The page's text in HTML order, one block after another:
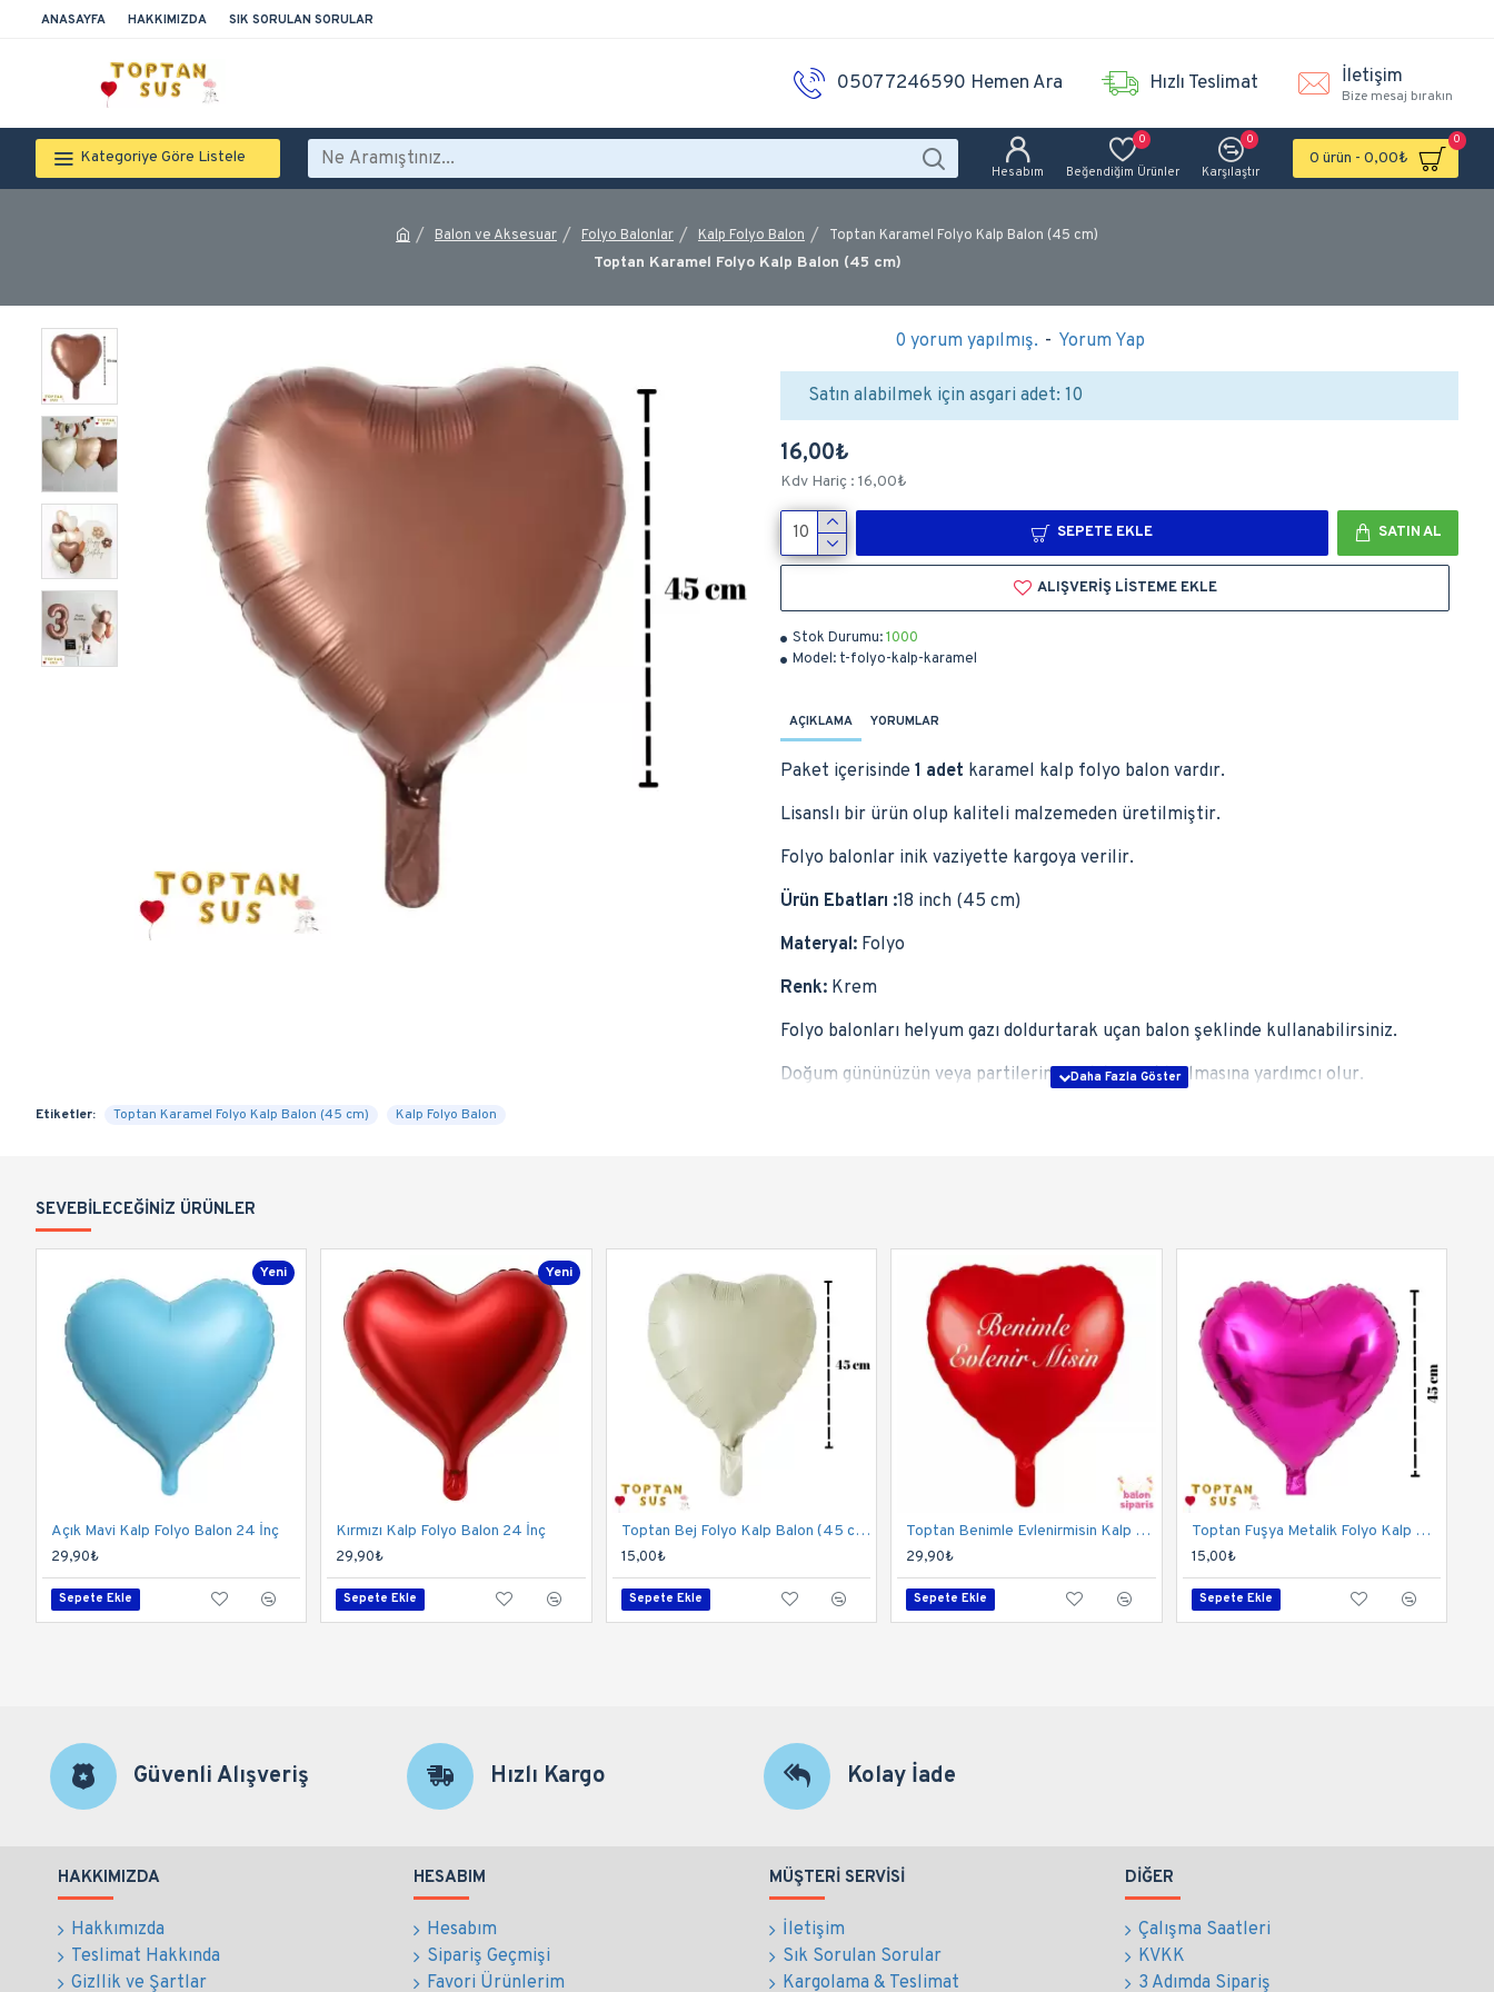
ANASAYFA HAKKIMIZDA SIK SORULAN SORULAR
05077246590 Hemen Ara Hızlı Teslimat İletişim
Bize mesaj bırakın
Kategoriye Göre Listele
Hesabım Beğendiğim Ürünler
0
Karşılaştır
0
0 ürün - 0,00₺
0
Balon ve Aksesuar Folyo Balonlar Kalp Folyo Balon Toptan Karamel Folyo Kalp Balon (45 cm)
Toptan Karamel Folyo Kalp Balon (45 cm)
Stok Durumu:1000
Model: t-folyo-kalp-karamel
0 yorum yapılmış. - Yorum Yap
16,00₺
Kdv Hariç : 16,00₺
SEPETE EKLE SATIN AL
ALIŞVERIŞ LISTEME EKLE
Satın alabilmek için asgari adet: 10
AÇIKLAMA YORUMLAR
Paket içerisinde 1 adet karamel kalp folyo balon vardır.
Lisanslı bir ürün olup kaliteli malzemeden üretilmiştir.
Folyo balonlar inik vaziyette kargoya verilir.
Ürün Ebatları :18 inch (45 cm)
Materyal: Folyo
Renk: Krem
Folyo balonları helyum gazı doldurtarak uçan balon şeklinde kullanabilirsiniz.
Doğum gününüzün veya partilerinizin daha renkli olmasına yardımcı olur.
Etiketler: Toptan Karamel Folyo Kalp Balon (45 cm) Kalp Folyo Balon
SEVEBILECEĞINIZ ÜRÜNLER
Yeni
Açık Mavi Kalp Folyo Balon 24 İnç
29,90₺
Sepete Ekle
Yeni
Kırmızı Kalp Folyo Balon 24 İnç
29,90₺
Sepete Ekle
Toptan Bej Folyo Kalp Balon (45 cm)
15,00₺
Sepete Ekle
Toptan Benimle Evlenirmisin Kalp Folyo Balon
29,90₺
Sepete Ekle
Toptan Fuşya Metalik Folyo Kalp Balon (45 cm)
15,00₺
Sepete Ekle
Güvenli Alışveriş Hızlı Kargo Kolay İade
HAKKIMIZDA
Hakkımızda
Teslimat Hakkında
Gizllik ve Şartlar
HESABIM
Hesabım
Sipariş Geçmişi
Favori Ürünlerim
MÜŞTERI SERVISI
İletişim
Sık Sorulan Sorular
Kargolama & Teslimat
DIĞER
Çalışma Saatleri
KVKK
3 Adımda Sipariş